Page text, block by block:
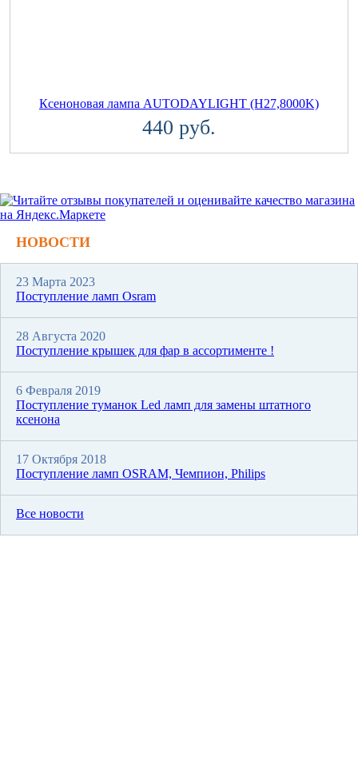
Ксеноновая лампа AUTODAYLIGHT (H27,8000K)
440 руб.
НОВОСТИ
23 Марта 2023
Поступление ламп Osram
28 Августа 2020
Поступление крышек для фар в ассортименте !
6 Февраля 2019
Поступление туманок Led ламп для замены штатного
ксенона
17 Октября 2018
Поступление ламп OSRAM, Чемпион, Philips
Все новости